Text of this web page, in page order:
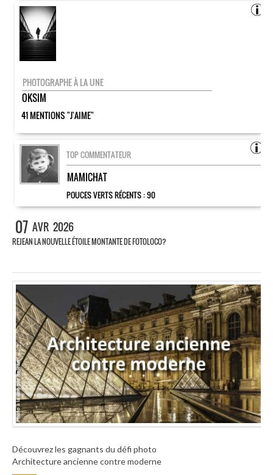
PHOTOGRAPHE À LA UNE
OKSIM
41 MENTIONS "J'AIME"
TOP COMMENTATEUR
MAMICHAT
POUCES VERTS RÉCENTS :90
07 AVR 2026
REJEAN LA NOUVELLE ÉTOILE MONTANTE DE FOTOLOCO?
Découvrez les gagnants du défi photo
Architecture ancienne contre moderne